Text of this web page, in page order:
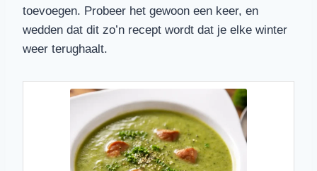
toevoegen. Probeer het gewoon een keer, en
wedden dat dit zo’n recept wordt dat je elke winter
weer terughaalt.